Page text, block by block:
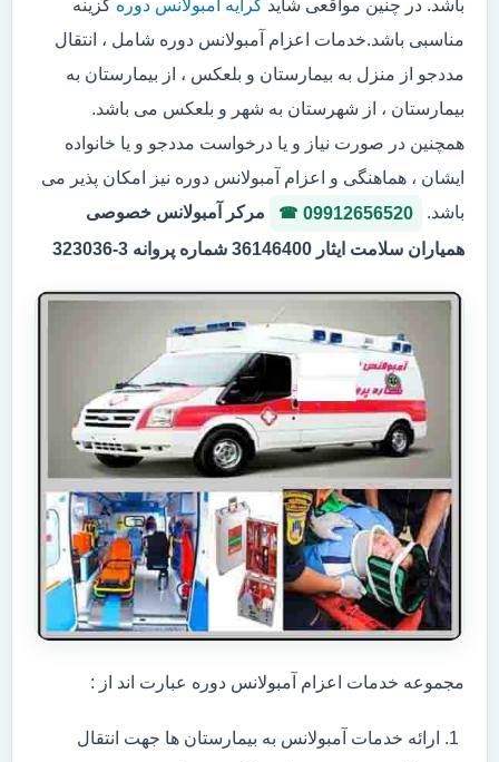
باشد. در چنین مواقعی شاید کرایه آمبولانس دوره گزینه
مناسبی باشد.خدمات اعزام آمبولانس دوره شامل ، انتقال
مددجو از منزل به بیمارستان و بلعکس ، از بیمارستان به
بیمارستان ، از شهرستان به شهر و بلعکس می باشد.
همچنین در صورت نیاز و یا درخواست مددجو و یا خانواده
ایشان ، هماهنگی و اعزام آمبولانس دوره نیز امکان پذیر می
باشد.
09912656520
مرکر آمبولانس خصوصی
همیاران سلامت ایثار 36146400 شماره پروانه 3-323036
مجموعه خدمات اعزام آمبولانس دوره عبارت اند از :
ارائه خدمات آمبولانس به بیمارستان ها جهت انتقال